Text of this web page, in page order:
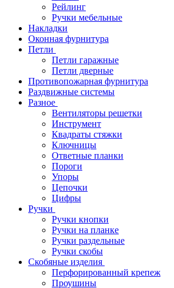
Рейлинг
Ручки мебельные
Накладки
Оконная фурнитура
Петли
Петли гаражные
Петли дверные
Противопожарная фурнитура
Раздвижные системы
Разное
Вентиляторы решетки
Инструмент
Квадраты стяжки
Ключницы
Ответные планки
Пороги
Упоры
Цепочки
Цифры
Ручки
Ручки кнопки
Ручки на планке
Ручки раздельные
Ручки скобы
Скобяные изделия
Перфорированный крепеж
Проушины